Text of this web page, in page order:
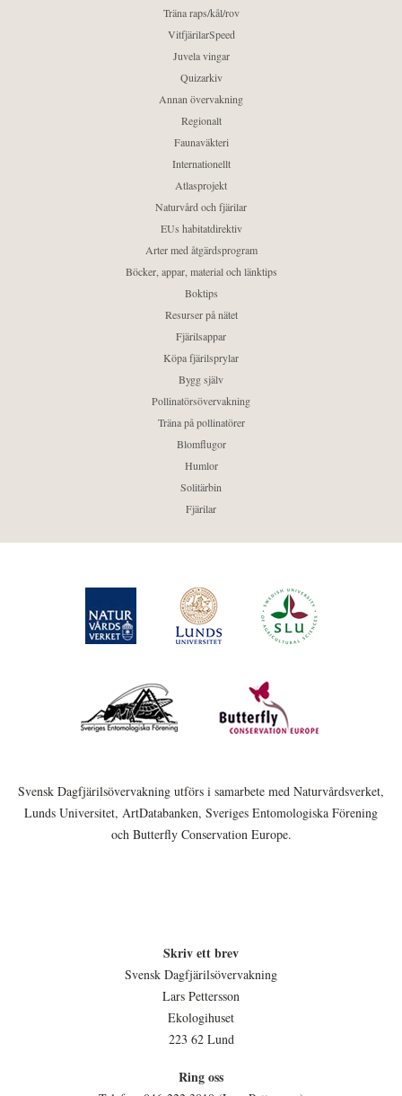
Träna raps/kål/rov
VitfjärilarSpeed
Juvela vingar
Quizarkiv
Annan övervakning
Regionalt
Faunaväkteri
Internationellt
Atlasprojekt
Naturvård och fjärilar
EUs habitatdirektiv
Arter med åtgärdsprogram
Böcker, appar, material och länktips
Boktips
Resurser på nätet
Fjärilsappar
Köpa fjärilsprylar
Bygg själv
Pollinatörsövervakning
Träna på pollinatörer
Blomflugor
Humlor
Solitärbin
Fjärilar
Svensk Dagfjärilsövervakning utförs i samarbete med Naturvårdsverket,
Lunds Universitet, ArtDatabanken, Sveriges Entomologiska Förening
och Butterfly Conservation Europe.
Skriv ett brev
Svensk Dagfjärilsövervakning
Lars Pettersson
Ekologihuset
223 62 Lund
Ring oss